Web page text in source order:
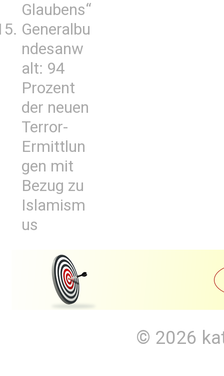
Glaubens“
Generalbu
ndesanw
alt: 94
Prozent
der neuen
Terror-
Ermittlun
gen mit
Bezug zu
Islamism
us
© 2026